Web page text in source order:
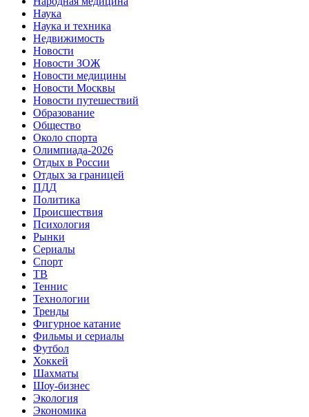
Наука
Наука и техника
Недвижимость
Новости
Новости ЗОЖ
Новости медицины
Новости Москвы
Новости путешествий
Образование
Общество
Около спорта
Олимпиада-2026
Отдых в России
Отдых за границей
ПДД
Политика
Происшествия
Психология
Рынки
Сериалы
Спорт
ТВ
Теннис
Технологии
Тренды
Фигурное катание
Фильмы и сериалы
Футбол
Хоккей
Шахматы
Шоу-бизнес
Экология
Экономика